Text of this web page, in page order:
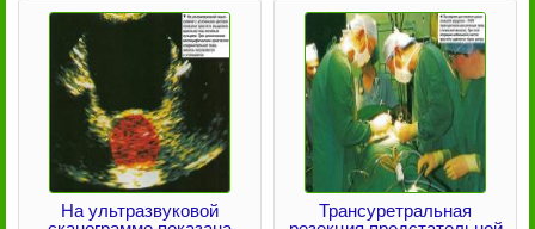
На ультразвуковой
Трансуретральная